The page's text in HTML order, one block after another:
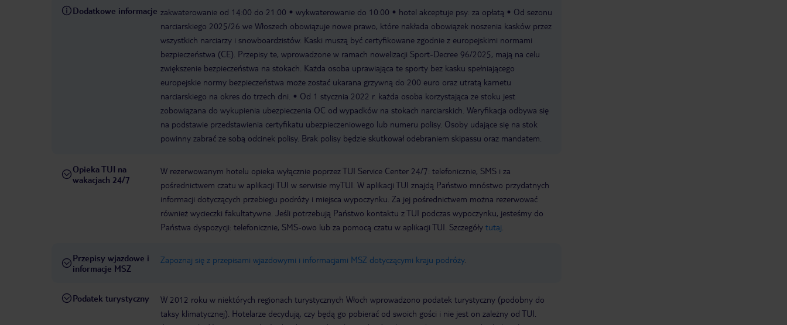
Dodatkowe informacje zakwaterowanie od 14:00 do 21:00 wykwaterowanie do 10:00 hotel akceptuje psy: za opłatą
Od sezonu
narciarskiego 2025/26 we Włoszech obowiązuje nowe prawo, które nakłada obowiązek noszenia kasków przez
wszystkich narciarzy i snowboardzistów. Kaski muszą być certyfikowane zgodnie z europejskimi normami
bezpieczeństwa (CE). Przepisy te, wprowadzone w ramach nowelizacji Sport-Decree 96/2025, mają na celu
zwiększenie bezpieczeństwa na stokach. Każda osoba uprawiająca te sporty bez kasku spełniającego
europejskie normy bezpieczeństwa może zostać ukarana grzywną do 200 euro oraz utratą karnetu
narciarskiego na okres do trzech dni.
Od 1 stycznia 2022 r. każda osoba korzystająca ze stoku jest
zobowiązana do wykupienia ubezpieczenia OC od wypadków na stokach narciarskich. Weryfikacja odbywa się
na podstawie przedstawienia certyfikatu ubezpieczeniowego lub numeru polisy. Osoby udające się na stok
powinny zabrać ze sobą odcinek polisy. Brak polisy będzie skutkował odebraniem skipassu oraz mandatem.
Opieka TUI na
wakacjach 24/7
W rezerwowanym hotelu opieka wyłącznie poprzez TUI Service Center 24/7: telefonicznie, SMS i za
pośrednictwem czatu w aplikacji TUI w serwisie myTUI. W aplikacji TUI znajdą Państwo mnóstwo przydatnych
informacji dotyczących przebiegu podróży i miejsca wypoczynku. Za jej pośrednictwem można rezerwować
również wycieczki fakultatywne. Jeśli potrzebują Państwo kontaktu z TUI podczas wypoczynku, jesteśmy do
Państwa dyspozycji: telefonicznie, SMS-owo lub za pomocą czatu w aplikacji TUI. Szczegóły tutaj
Przepisy wjazdowe i
informacje MSZ
Zapoznaj się z przepisami wjazdowymi i informacjami MSZ dotyczącymi kraju podróży.
Podatek turystyczny
W 2012 roku w niektórych regionach turystycznych Włoch wprowadzono podatek turystyczny (podobny do
taksy klimatycznej). Hotelarze decydują, czy będą go pobierać od swoich gości i nie jest on zależny od TUI.